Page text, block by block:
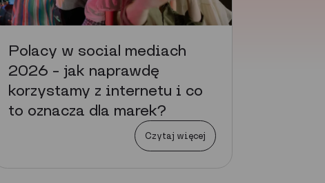
Polacy w social mediach
2026 – jak naprawdę
korzystamy z internetu i co
to oznacza dla marek?
Czytaj więcej